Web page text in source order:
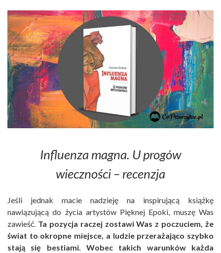
Influenza magna. U progów
wieczności – recenzja
Jeśli jednak macie nadzieję na inspirującą książkę
nawiązującą do życia artystów Pięknej Epoki, muszę Was
zawieść. Ta pozycja raczej zostawi Was z poczuciem, że
świat to okropne miejsce, a ludzie przerażająco szybko
stają się bestiami.
Wobec takich warunków każda